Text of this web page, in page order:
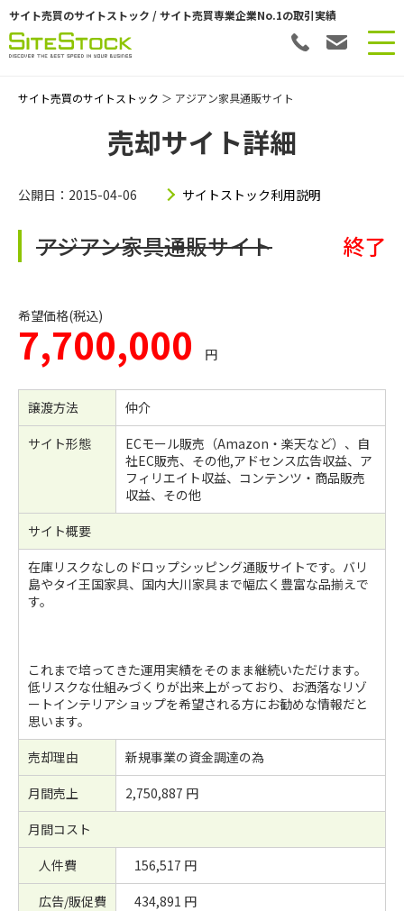
サイト売買のサイトストック / サイト売買専業企業No.1の取引実績
サイト売買のサイトストック ＞ アジアン家具通販サイト
売却サイト詳細
公開日：2015-04-06 サイトストック利用説明
アジアン家具通販サイト 終了
希望価格(税込)
7,700,000 円
譲渡方法
仲介
サイト形態
ECモール販売（Amazon・楽天など）、自
社EC販売、その他,アドセンス広告収益、ア
フィリエイト収益、コンテンツ・商品販売
収益、その他
サイト概要
在庫リスクなしのドロップシッピング通販サイトです。バリ
島やタイ王国家具、国内大川家具まで幅広く豊富な品揃えで
す。
これまで培ってきた運用実績をそのまま継続いただけます。
低リスクな仕組みづくりが出来上がっており、お洒落なリゾ
ートインテリアショップを希望される方にお勧めな情報だと
思います。
売却理由
新規事業の資金調達の為
月間売上
2,750,887 円
月間コスト
人件費
156,517 円
広告/販促費
434,891 円